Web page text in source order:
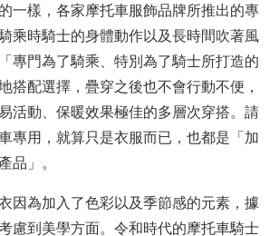
一樣，各家摩托車服飾品牌所推出的專
乘時騎士的身體動作以及長時間吹著風
專門為了騎乘、特別為了騎士所打造的
搭配選擇，疊穿之後也不會行動不便，
活動、保暖效果極佳的多層次穿搭。請
專用，就算只是衣服而已，也都是「加
品」。
因為加入了色彩以及季節感的元素，據
慮到美學方面。令和時代的摩托車騎士